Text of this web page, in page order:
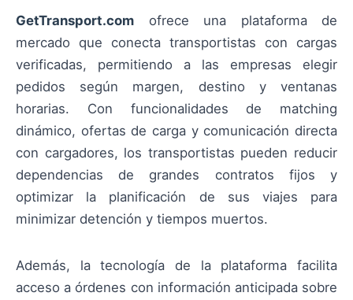
GetTransport.com ofrece una plataforma de
mercado que conecta transportistas con cargas
verificadas, permitiendo a las empresas elegir
pedidos según margen, destino y ventanas
horarias. Con funcionalidades de matching
dinámico, ofertas de carga y comunicación directa
con cargadores, los transportistas pueden reducir
dependencias de grandes contratos fijos y
optimizar la planificación de sus viajes para
minimizar detención y tiempos muertos.
Además, la tecnología de la plataforma facilita
acceso a órdenes con información anticipada sobre